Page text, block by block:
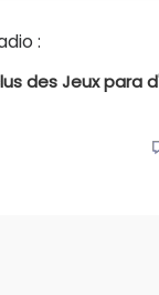
:
des Jeux para